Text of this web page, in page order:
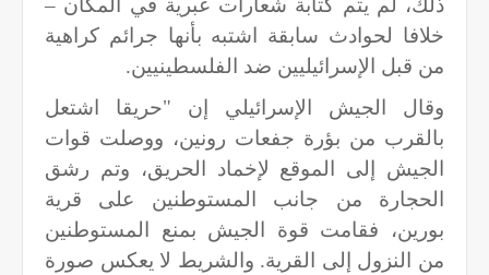
ذلك، لم يتم كتابة شعارات عبرية في المكان –
خلافا لحوادث سابقة اشتبه بأنها جرائم كراهية
من قبل الإسرائيليين ضد الفلسطينيين.
وقال الجيش الإسرائيلي إن "حريقا اشتعل
بالقرب من بؤرة جفعات رونين، ووصلت قوات
الجيش إلى الموقع لإخماد الحريق، وتم رشق
الحجارة من جانب المستوطنين على قرية
بورين، فقامت قوة الجيش بمنع المستوطنين
من النزول إلى القرية. والشريط لا يعكس صورة